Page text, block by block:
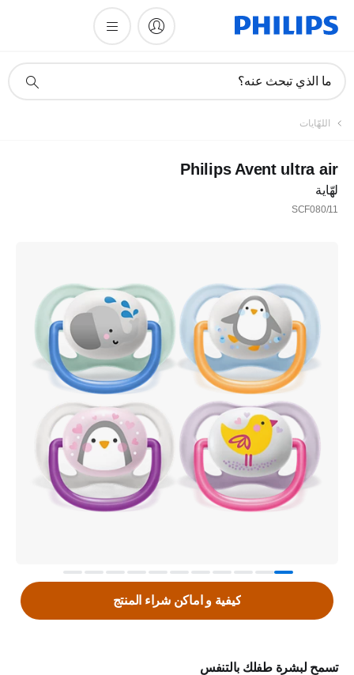
دعم
ما الذي تبحث عنه؟
اللهّايات
Philips Avent ultra air
لهّاية
SCF080/11
تسمح لبشرة طفلك بالتنفس
كيفية و اماكن شراء المنتج